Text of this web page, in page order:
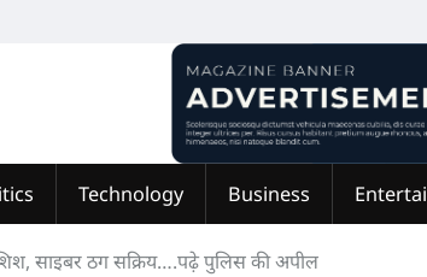
Technology Business
साइबर ठग सक्रिय….पढ़े पुलिस की अपील